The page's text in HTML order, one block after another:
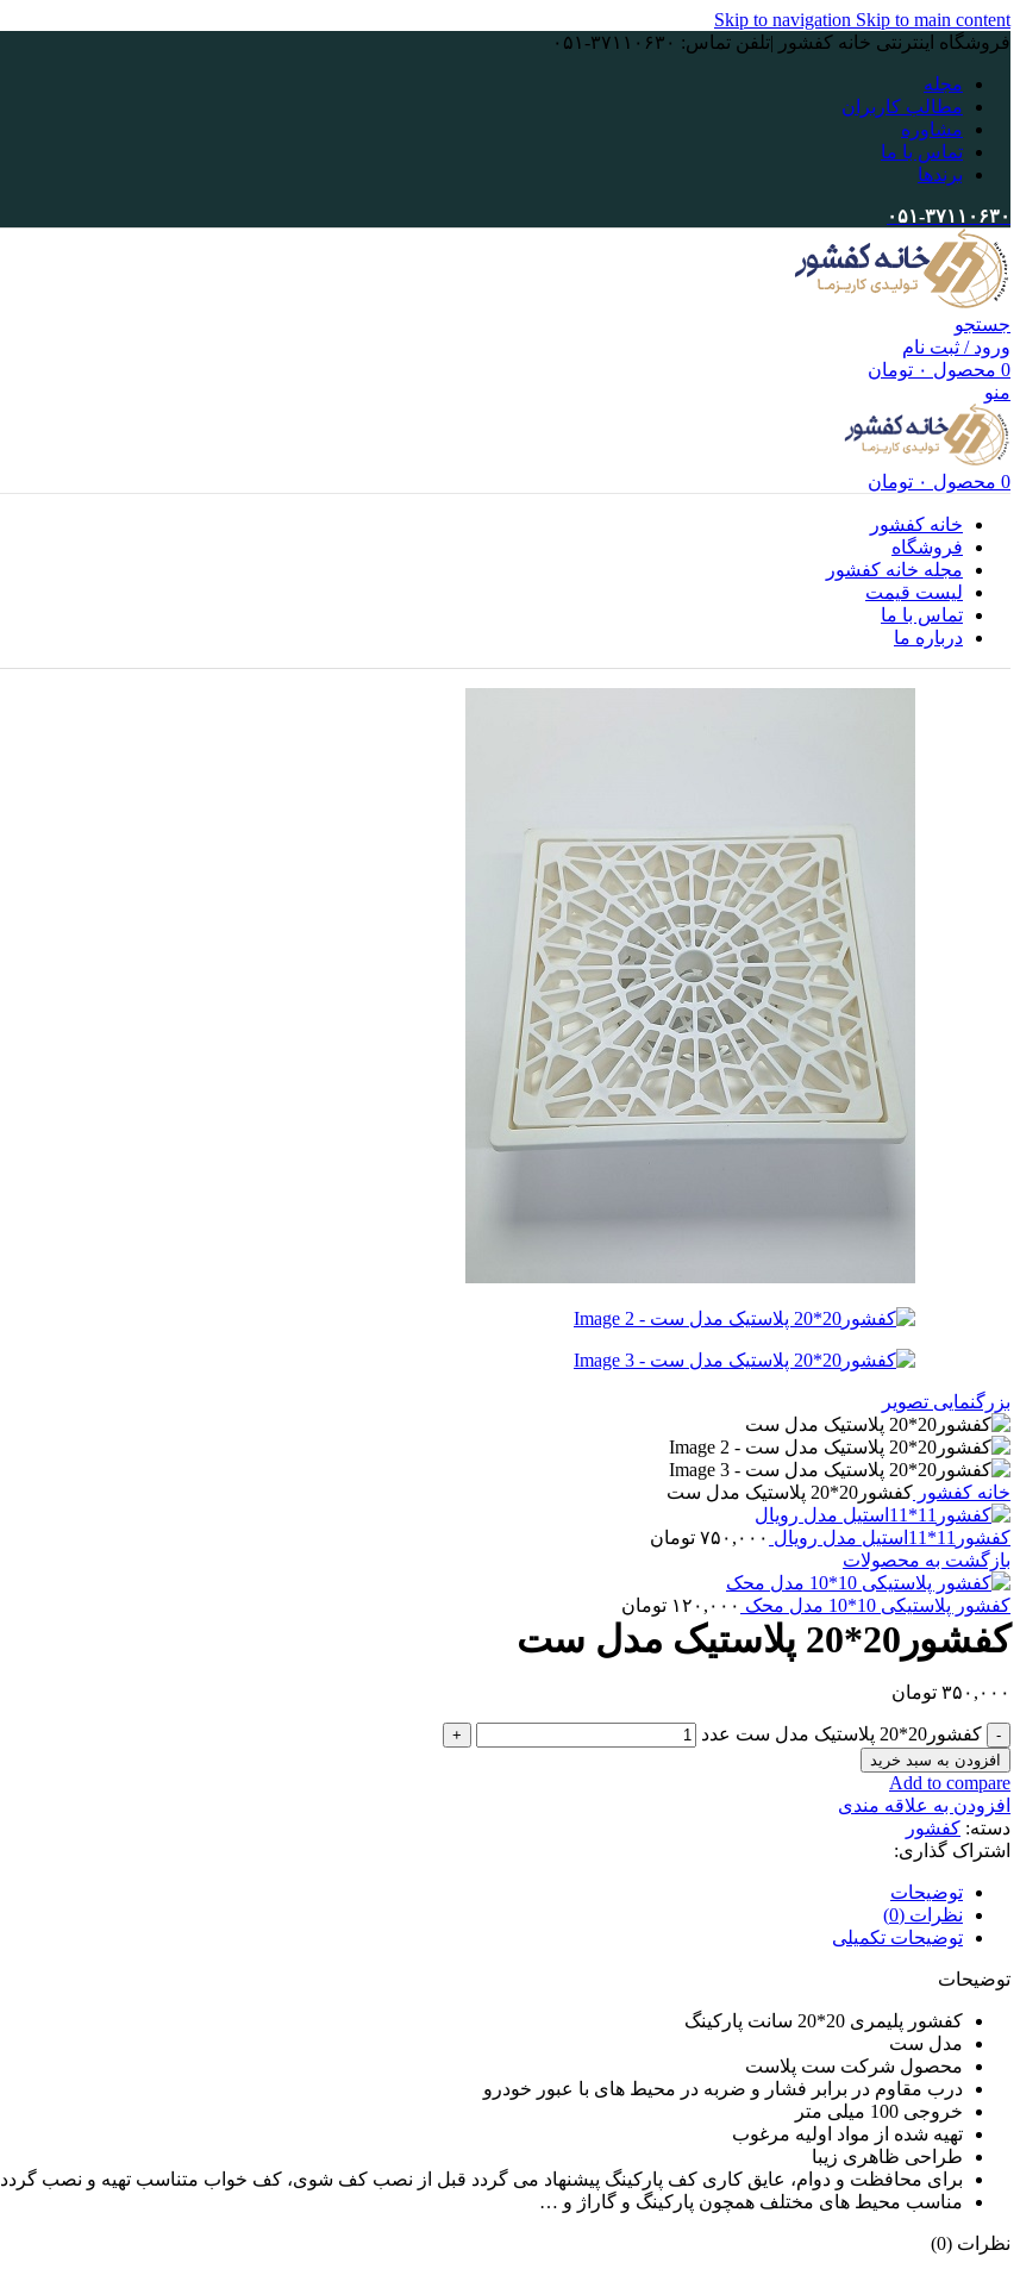
Skip to navigation Skip to main content
فروشگاه اینترنتی خانه کفشور |تلفن تماس: ۳۷۱۱۰۶۳۰-۰۵۱
مجله
مطالب کاربران
مشاوره
تماس با ما
برندها
۰۵۱-۳۷۱۱۰۶۳۰
جستجو
ورود / ثبت نام
0 محصول ۰ تومان
منو
0 محصول ۰ تومان
خانه کفشور
فروشگاه
مجله خانه کفشور
لیست قیمت
تماس با ما
درباره ما
بزرگنمایی تصویر
خانه کفشور کفشور20*20 پلاستیک مدل ست
کفشور11*11استیل مدل رویال ۷۵۰,۰۰۰ تومان
بازگشت به محصولات
کفشور پلاستیکی 10*10 مدل محک ۱۲۰,۰۰۰ تومان
کفشور20*20 پلاستیک مدل ست
۳۵۰,۰۰۰ تومان
کفشور20*20 پلاستیک مدل ست عدد
افزودن به سبد خرید
Add to compare
افزودن به علاقه مندی
دسته: کفشور
اشتراک گذاری:
توضیحات
نظرات (0)
توضیحات تکمیلی
توضیحات
کفشور پلیمری 20*20 سانت پارکینگ
مدل ست
محصول شرکت ست پلاست
درب مقاوم در برابر فشار و ضربه در محیط های با عبور خودرو
خروجی 100 میلی متر
تهیه شده از مواد اولیه مرغوب
طراحی ظاهری زیبا
برای محافظت و دوام، عایق کاری کف پارکینگ پیشنهاد می گردد قبل از نصب کف شوی، کف خواب متناسب تهیه و نصب گردد
مناسب محیط های مختلف همچون پارکینگ و گاراژ و …
نظرات (0)